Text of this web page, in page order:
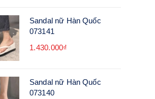
Sandal nữ Hàn Quốc
073141
1.430.000₫
Sandal nữ Hàn Quốc
073140